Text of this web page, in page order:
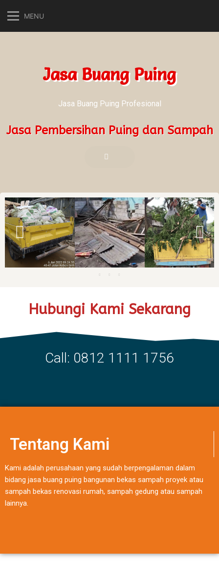
MENU
Jasa Buang Puing
Jasa Buang Puing Profesional
Jasa Pembersihan Puing dan Sampah
Hubungi Kami Sekarang
Call: 0812 1111 1756
Tentang Kami
Kami adalah perusahaan yang sudah berpengalaman dalam
bidang jasa buang puing bangunan bekas sampah proyek atau
sampah bekas renovasi rumah, sampah gedung atau sampah
lainnya.